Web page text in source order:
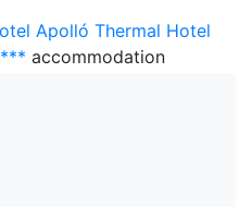
Apolló Thermal Hotel
accommodation